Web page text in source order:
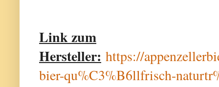
Link zum
Hersteller: https://
bier-qu%C3%B6llfrisch-